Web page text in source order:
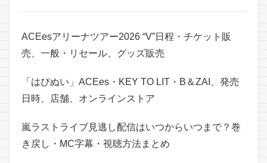
ACEesアリーナツアー2026 “V”日程・チケット販
売、一般・リセール、グッズ販売
「はぴぬい」ACEes・KEY TO LIT・B＆ZAI、発売
日時、店舗、オンラインストア
嵐ラストライブ見逃し配信はいつからいつまで？巻
き戻し・MC字幕・視聴方法まとめ